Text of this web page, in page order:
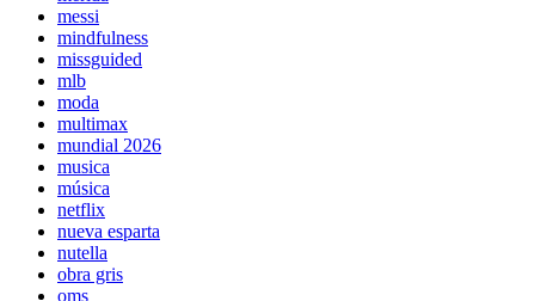
messi
mindfulness
missguided
mlb
moda
multimax
mundial 2026
musica
música
netflix
nueva esparta
nutella
obra gris
oms